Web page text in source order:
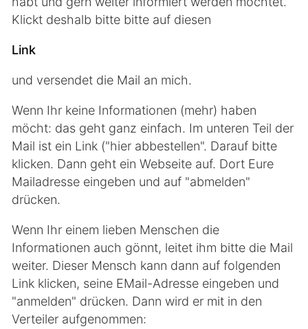
Klickt deshalb bitte bitte auf diesen
Link
und versendet die Mail an mich.
Wenn Ihr keine Informationen (mehr) haben
möcht: das geht ganz einfach. Im unteren Teil der
Mail ist ein Link ("hier abbestellen". Darauf bitte
klicken. Dann geht ein Webseite auf. Dort Eure
Mailadresse eingeben und auf "abmelden"
drücken.
Wenn Ihr einem lieben Menschen die
Informationen auch gönnt, leitet ihm bitte die Mail
weiter. Dieser Mensch kann dann auf folgenden
Link klicken, seine EMail-Adresse eingeben und
"anmelden" drücken. Dann wird er mit in den
Verteiler aufgenommen: